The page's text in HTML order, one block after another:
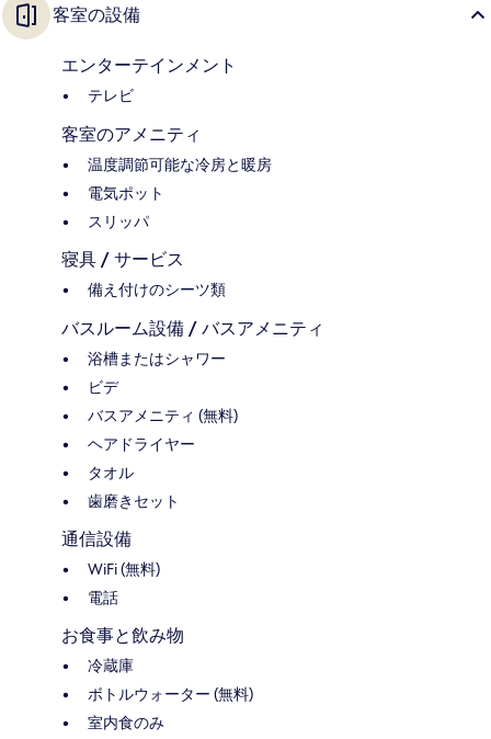
客室の設備
エンターテインメント
テレビ
客室のアメニティ
温度調節可能な冷房と暖房
電気ポット
スリッパ
寝具 / サービス
備え付けのシーツ類
バスルーム設備 / バスアメニティ
浴槽またはシャワー
ビデ
バスアメニティ (無料)
ヘアドライヤー
タオル
歯磨きセット
通信設備
WiFi (無料)
電話
お食事と飲み物
冷蔵庫
ボトルウォーター (無料)
室内食のみ